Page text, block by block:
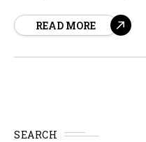
las prácticas de venta de
READ MORE
SEARCH